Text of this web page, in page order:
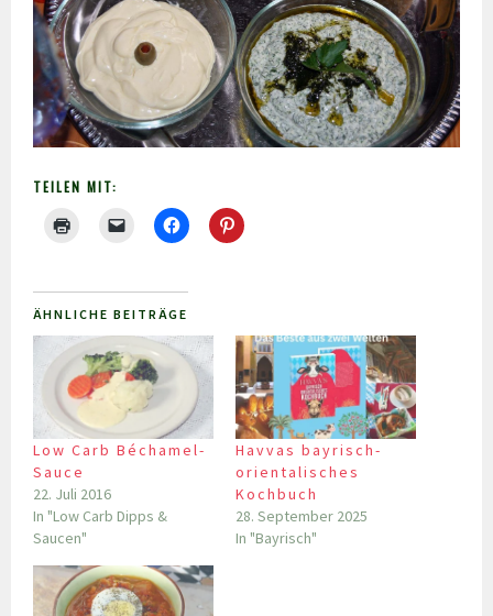
TEILEN MIT:
ÄHNLICHE BEITRÄGE
Low Carb Béchamel-
Sauce
22. Juli 2016
In "Low Carb Dipps &
Saucen"
Havvas bayrisch-
orientalisches
Kochbuch
28. September 2025
In "Bayrisch"